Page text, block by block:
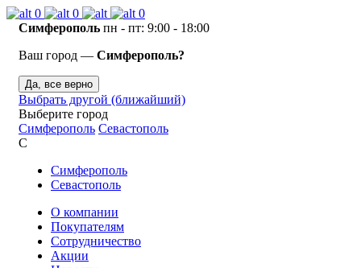
0 0
0
Симферополь пн - пт: 9:00 - 18:00
Ваш город — Симферополь?
Да, все верно
Выбрать другой (ближайший)
Выберите город
Симферополь Севастополь
С
Симферополь
Севастополь
О компании
Покупателям
Сотрудничество
Акции